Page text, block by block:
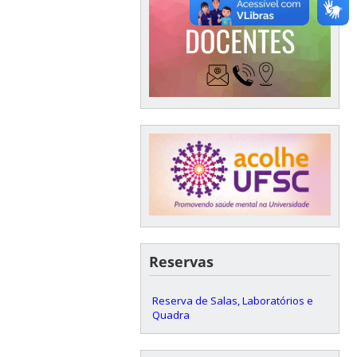
Reservas
Reserva de Salas, Laboratórios e
Quadra